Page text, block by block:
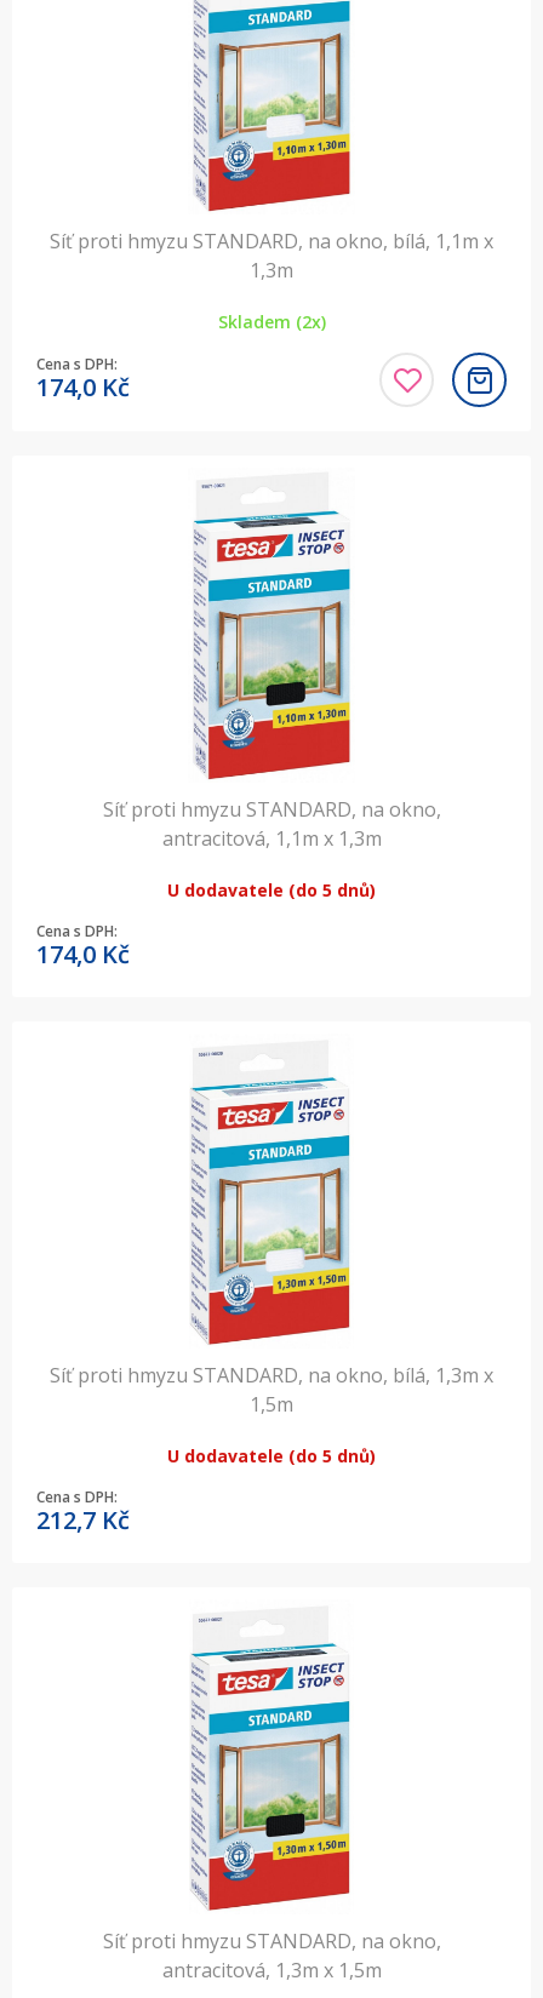
Síť proti hmyzu STANDARD, na okno, bílá, 1,1m x
1,3m
Skladem (2x)
Cena s DPH:
174,0 Kč
Síť proti hmyzu STANDARD, na okno,
antracitová, 1,1m x 1,3m
U dodavatele (do 5 dnů)
Cena s DPH:
174,0 Kč
Síť proti hmyzu STANDARD, na okno, bílá, 1,3m x
1,5m
U dodavatele (do 5 dnů)
Cena s DPH:
212,7 Kč
Síť proti hmyzu STANDARD, na okno,
antracitová, 1,3m x 1,5m